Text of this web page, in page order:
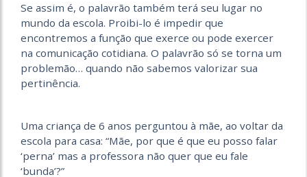
Se assim é, o palavrão também terá seu lugar no
mundo da escola. Proibi-lo é impedir que
encontremos a função que exerce ou pode exercer
na comunicação cotidiana. O palavrão só se torna um
problemão… quando não sabemos valorizar sua
pertinência.
Uma criança de 6 anos perguntou à mãe, ao voltar da
escola para casa: “Mãe, por que é que eu posso falar
‘perna’ mas a professora não quer que eu fale
‘bunda’?”